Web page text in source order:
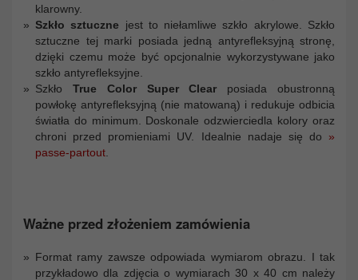
klarowny.
Szkło sztuczne jest to niełamliwe szkło akrylowe. Szkło
sztuczne tej marki posiada jedną antyrefleksyjną stronę,
dzięki czemu może być opcjonalnie wykorzystywane jako
szkło antyrefleksyjne.
Szkło True Color Super Clear posiada obustronną
powłokę antyrefleksyjną (nie matowaną) i redukuje odbicia
światła do minimum. Doskonale odzwierciedla kolory oraz
chroni przed promieniami UV. Idealnie nadaje się do »
passe-partout
Ważne przed złożeniem zamówienia
Format ramy zawsze odpowiada wymiarom obrazu. I tak
przykładowo dla zdjęcia o wymiarach 30 x 40 cm należy